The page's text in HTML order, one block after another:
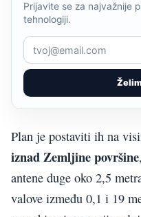
Prijavite se za najvažnije
tehnologiji.
Plan je postaviti ih na
iznad Zemljine površine
antene duge oko 2,5
valove između 0,1 i 19